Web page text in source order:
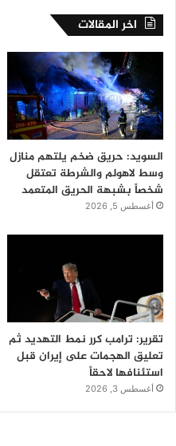
اخر المقالات
السويد: حريق ضخم يلتهم منازل
وسط لاهولم والشرطة تعتقل
شخصاً بشبهة الحريق المتعمد
أغسطس 5, 2026
تقرير: ترامب كرر نمط التهديد ثم
تعليق الهجمات على إيران قبل
استئنافها لاحقاً
أغسطس 3, 2026